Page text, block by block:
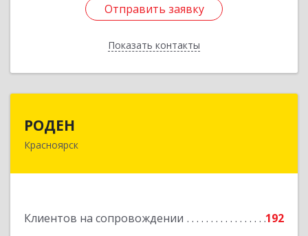
Отправить заявку
Показать контакты
Отправить заявку
Назад
РОДЕН
Красноярск
Клиентов на сопровождении
192
660064, Красноярский край, Красноярск г, им